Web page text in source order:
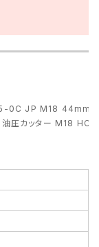
0C JP M18 44mm
油圧カッター M18